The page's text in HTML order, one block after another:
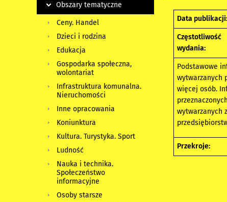
Data publikacji:
Częstotliwość
wydania:
Podstawowe
wytwarzanych
więcej osób.
wytwarzanych
Przekroje:
Obszary tematyczne
Ceny. Handel
Dzieci i rodzina
Edukacja
Gospodarka społeczna,
wolontariat
Infrastruktura komunalna.
Nieruchomości
Inne opracowania
Koniunktura
Kultura. Turystyka. Sport
Ludność
Nauka i technika.
Społeczeństwo
informacyjne
Osoby starsze